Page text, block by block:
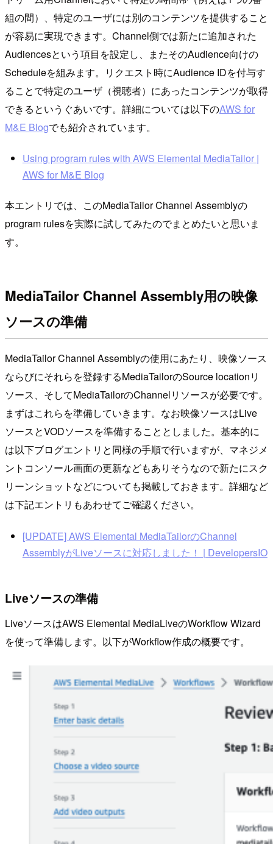
組の間）、特定のユーザには別のコンテンツを提供すること
が容易に実現できます。Channel側では新たに追加された
Audiencesという項目を設定し、またそのAudience向けの
Scheduleを組みます。リクエスト時にAudience IDを付与す
ることで特定のユーザ（視聴者）にあったコンテンツが取得
できるというぐあいです。詳細については以下のAWS for
M&E Blogでも紹介されています。
Using program rules with AWS Elemental MediaTailor |
AWS for M&E Blog
本エントリでは、このMediaTailor Channel Assemblyの
program rulesを実際に試してみたのでまとめたいと思いま
す。
MediaTailor Channel Assembly用の映像
ソースの準備
MediaTailor Channel Assemblyの使用にあたり、映像ソース
ならびにそれらを登録するMediaTailorのSource locationリ
ソース、そしてMediaTailorのChannelリソースが必要です。
まずはこれらを準備していきます。なお映像ソースはLive
ソースとVODソースを準備することとしました。基本的に
は以下ブログエントリと同様の手順で行いますが、マネジメ
ントコンソール画面の更新などもありそうなので新たにスク
リーンショットなどについても掲載しておきます。詳細など
は下記エントリもあわせてご確認ください。
[UPDATE] AWS Elemental MediaTailorのChannel
AssemblyがLiveソースに対応しました！ | DevelopersIO
Liveソースの準備
LiveソースはAWS Elemental MediaLiveのWorkflow Wizard
を使って準備します。以下がWorkflow作成の概要です。